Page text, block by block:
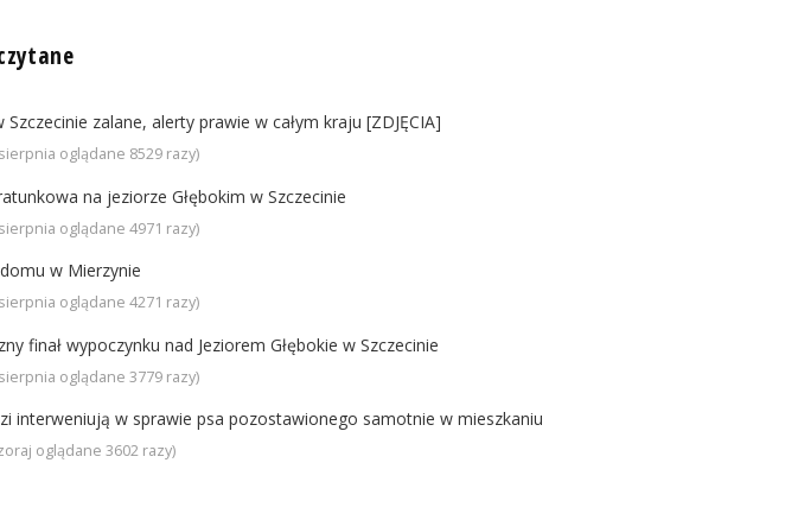
Szczecinie zalane, alerty prawie w całym kraju [ZDJĘCIA]
oglądane 8529 razy)
na jeziorze Głębokim w Szczecinie
oglądane 4971 razy)
w Mierzynie
oglądane 4271 razy)
finał wypoczynku nad Jeziorem Głębokie w Szczecinie
oglądane 3779 razy)
interweniują w sprawie psa pozostawionego samotnie w mieszkaniu
oglądane 3602 razy)